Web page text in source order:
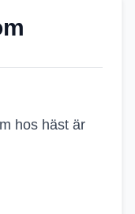
hos häst är